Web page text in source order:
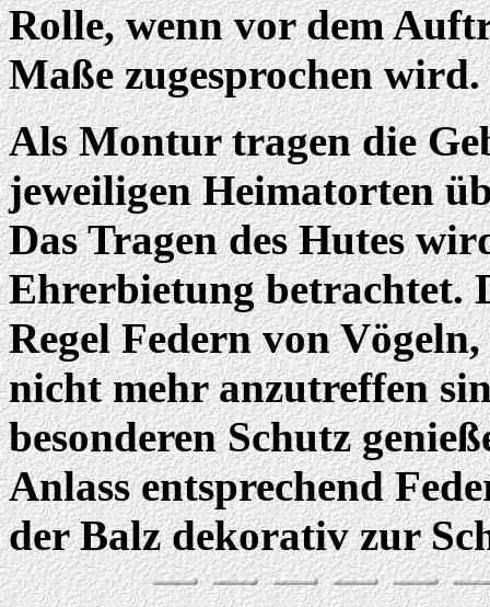
Rolle, wenn vor dem
Maße zugesprochen wird.
Als Montur tragen die
jeweiligen Heimatorten
Das Tragen des Hutes
Ehrerbietung betrachtet.
Regel Federn von
nicht mehr anzutreffen
besonderen Schutz
Anlass entsprechend
der Balz dekorativ zur